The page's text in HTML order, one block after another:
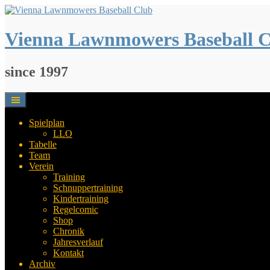
Springe
Inhalt
Vienna Lawnmowers Baseball
since 1997
Spielplan
LLO
Tabelle
Team
Verein
Training
Schnuppertraining
Kindertraining
Regelcomic
Shop
Chronik
Jahresverlauf
Kontakt
Archiv